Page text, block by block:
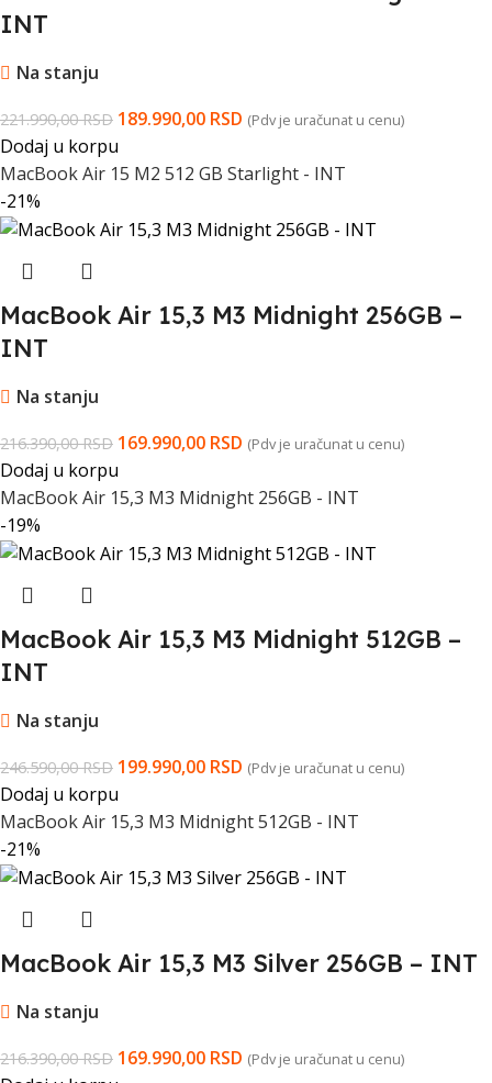
INT
Na stanju
221.990,00RSD 189.990,00 RSD (Pdv je uračunat u cenu)
Dodaj u korpu
MacBook Air 15 M2 512 GB Starlight - INT
-21%
MacBook Air 15,3 M3 Midnight 256GB –
INT
Na stanju
216.390,00RSD 169.990,00 RSD (Pdv je uračunat u cenu)
Dodaj u korpu
MacBook Air 15,3 M3 Midnight 256GB - INT
-19%
MacBook Air 15,3 M3 Midnight 512GB –
INT
Na stanju
246.590,00RSD 199.990,00 RSD (Pdv je uračunat u cenu)
Dodaj u korpu
MacBook Air 15,3 M3 Midnight 512GB - INT
-21%
MacBook Air 15,3 M3 Silver 256GB – INT
Na stanju
216.390,00RSD 169.990,00 RSD (Pdv je uračunat u cenu)